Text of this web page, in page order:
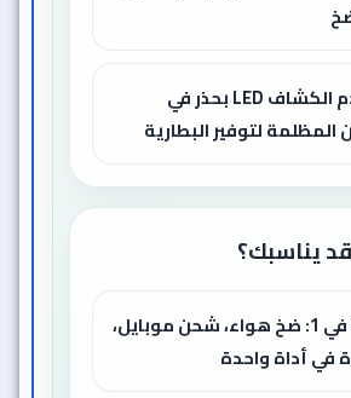
استخدم الكشاف LED بحذر في
المظلمة لتوفير البطارية
يناسبك؟
جهاز 3 في 1: ضخ هواء، شحن موبايل،
في أداة واحدة